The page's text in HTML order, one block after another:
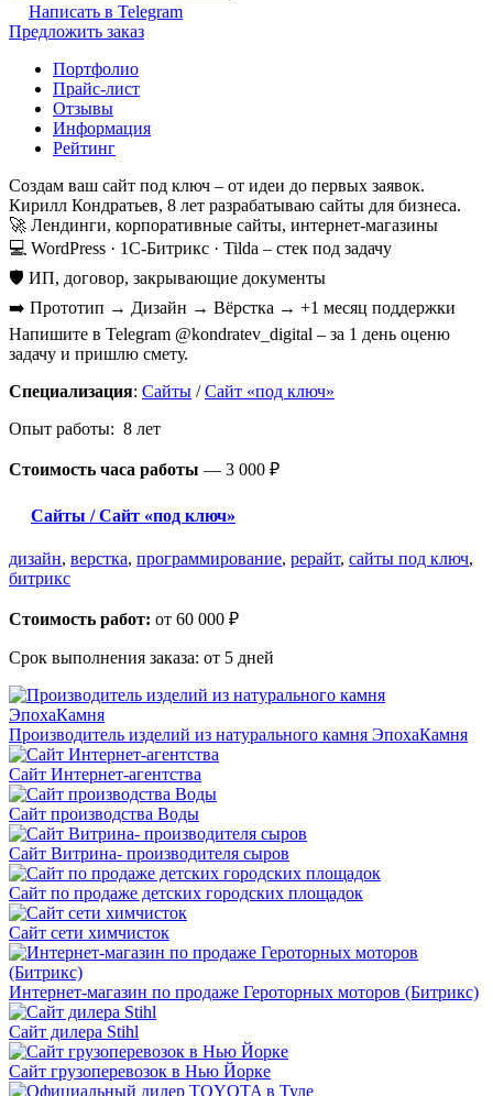
Написать в Telegram
Предложить заказ
Портфолио
Прайс-лист
Отзывы
Информация
Рейтинг
Создам ваш сайт под ключ – от идеи до первых заявок.
Кирилл Кондратьев, 8 лет разрабатываю сайты для бизнеса.
🚀 Лендинги, корпоративные сайты, интернет-магазины
💻 WordPress · 1С-Битрикс · Tilda – стек под задачу
🛡️ ИП, договор, закрывающие документы
➡️ Прототип → Дизайн → Вёрстка → +1 месяц поддержки
Напишите в Telegram @kondratev_digital – за 1 день оценю
задачу и пришлю смету.
Специализация: Сайты /Сайт «под ключ»
Опыт работы: 8 лет
Стоимость часа работы — 3 000 ₽
Сайты / Сайт «под ключ»
дизайн, верстка, программирование, рерайт, сайты под ключ,
битрикс
Стоимость работ: от 60 000 ₽
Срок выполнения заказа: от 5 дней
Производитель изделий из натурального камня ЭпохаКамня
Сайт Интернет-агентства
Сайт производства Воды
Сайт Витрина- производителя сыров
Сайт по продаже детских городских площадок
Сайт сети химчисток
Интернет-магазин по продаже Героторных моторов (Битрикс)
Сайт дилера Stihl
Сайт грузоперевозок в Нью Йорке